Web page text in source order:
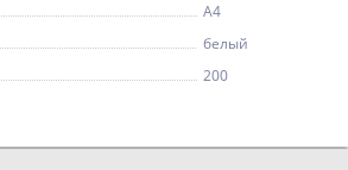
А4
белый
200